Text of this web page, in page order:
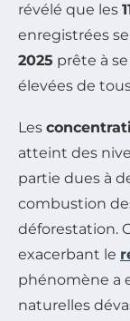
révélé que les
enregistrées
2025 prête à
élevées de
Les
atteint des
partie dues à
combustion
déforestation.
exacerbant le
phénomène a
naturelles